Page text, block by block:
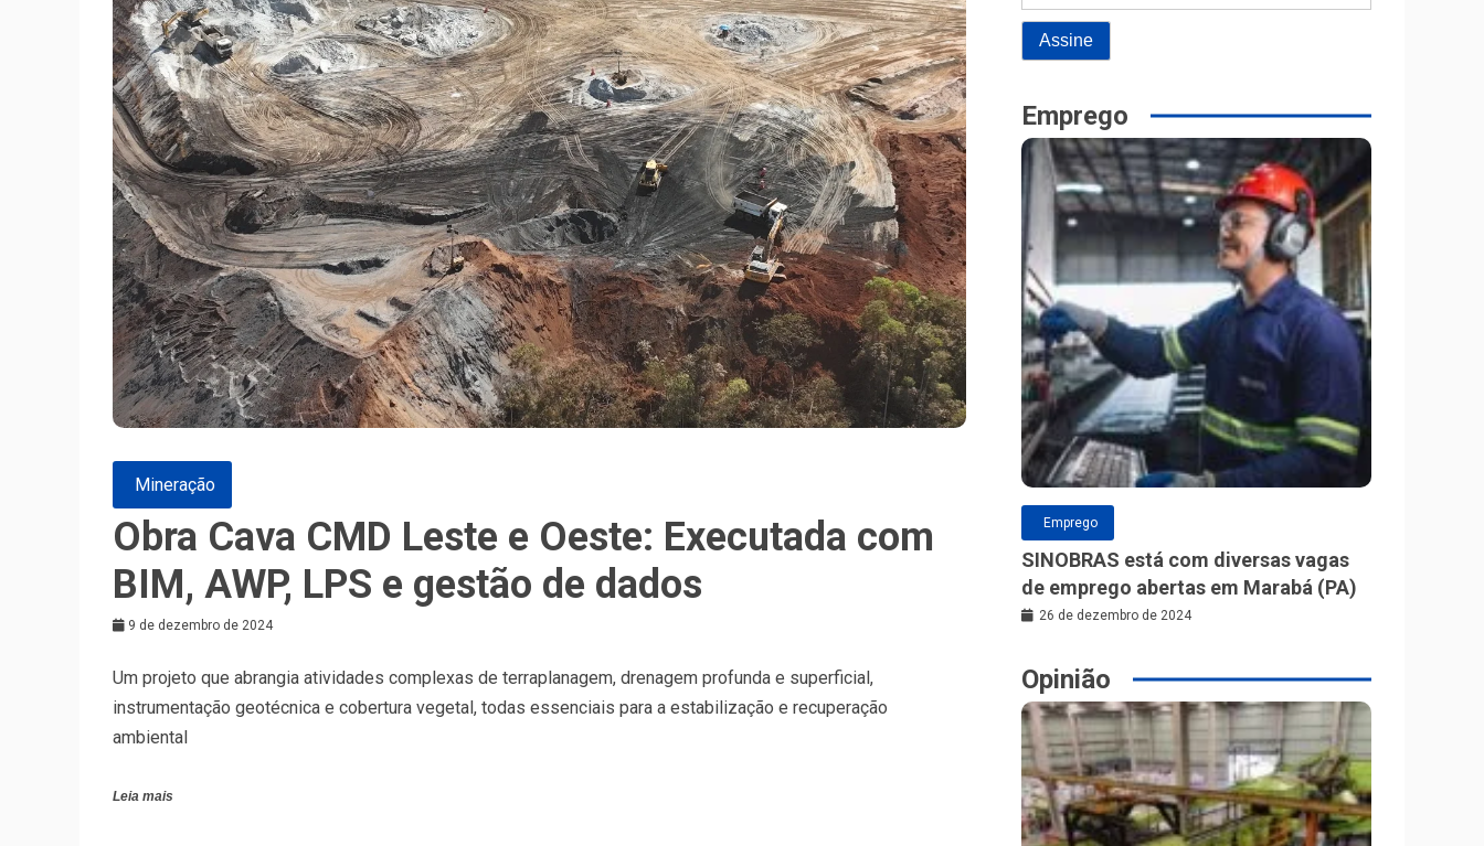
Mineração
Obra Cava CMD Leste e Oeste: Executada com
BIM, AWP, LPS e gestão de dados
9 de dezembro de 2024
Um projeto que abrangia atividades complexas de terraplanagem, drenagem profunda e superficial,
instrumentação geotécnica e cobertura vegetal, todas essenciais para a estabilização e recuperação
ambiental
Leia mais
Emprego
Emprego
SINOBRAS está com diversas vagas
de emprego abertas em Marabá (PA)
26 de dezembro de 2024
Opinião